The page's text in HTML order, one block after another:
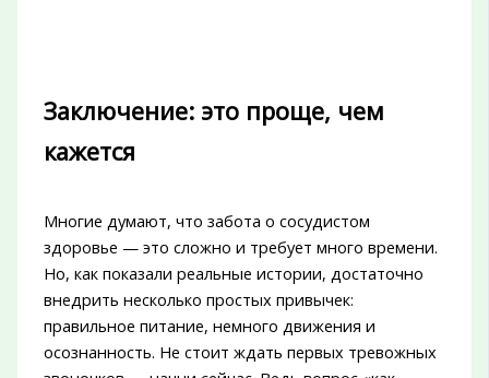
Заключение: это проще, чем
кажется
Многие думают, что забота о сосудистом
здоровье — это сложно и требует много времени.
Но, как показали реальные истории, достаточно
внедрить несколько простых привычек:
правильное питание, немного движения и
осознанность. Не стоит ждать первых тревожных